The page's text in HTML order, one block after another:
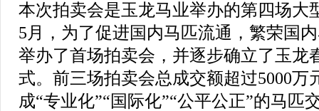
本次拍卖会是玉龙马业举办的第四场大
5月，为了促进国内马匹流通，繁荣国
举办了首场拍卖会，并逐步确立了玉龙
式。前三场拍卖会总成交额超过5000万
成“专业化”“国际化”“公平公正”的马匹